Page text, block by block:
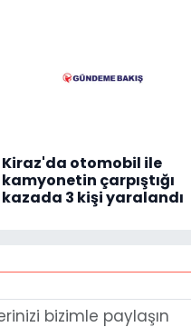
Kiraz'da otomobil ile
kamyonetin çarpıştığı
kazada 3 kişi yaralandı